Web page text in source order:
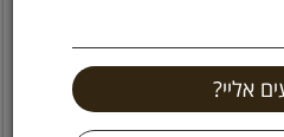
עוגיות מקמח כוסמין -